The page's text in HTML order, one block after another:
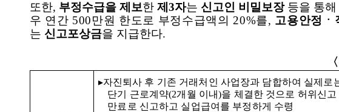
또한, 부정수급을 제보한 제 3자는 신고인 비밀보장 등을 통
우 연간 500만원 한도로 부정수급액의20%를, 고용안정ㆍ
는 신고포상금을 지급한다.
〈
▸자진퇴사 후 기존 거래처인 사업장과 담합하여 실제로
단기 근로계약(2개월 이내)을 체결한 것으로 허위신
만료로 신고하고 실업급여를 부정하게 수령